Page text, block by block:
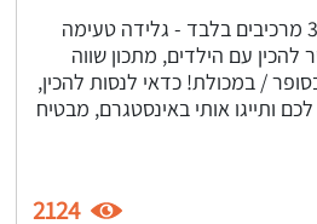
קסטה קינדר קארדס מ-3 מרכיבים בלבד - גלידה טעימה
עם הילדים, מתכון שווה
/ במכולת! כדאי לנסות להכין,
ותייגו אותי באינסטגרם, מבטיח
2124